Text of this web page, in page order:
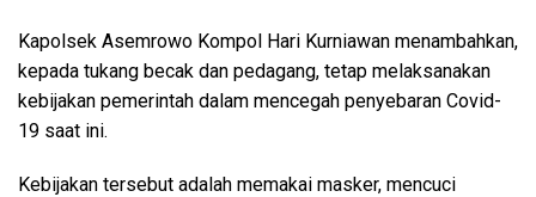
Kapolsek Asemrowo Kompol Hari Kurniawan menambahkan,
kepada tukang becak dan pedagang, tetap melaksanakan
kebijakan pemerintah dalam mencegah penyebaran Covid-
19 saat ini.
Kebijakan tersebut adalah memakai masker, mencuci